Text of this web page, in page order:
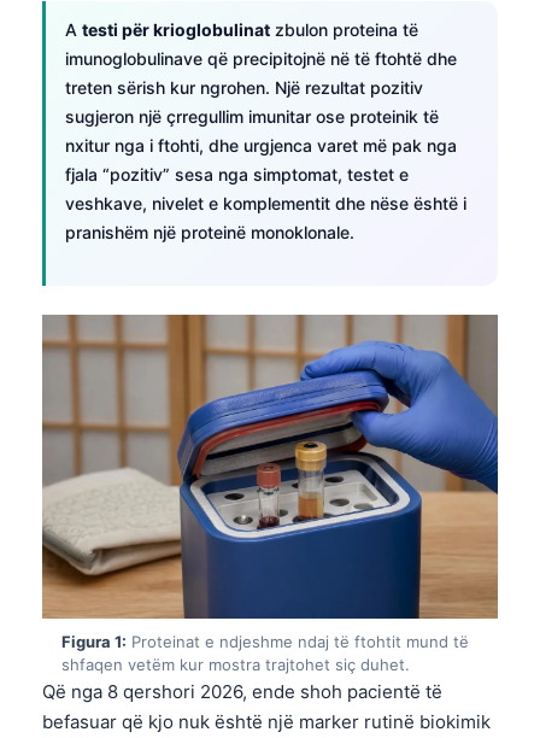
A testi për krioglobulinat zbulon proteina të
imunoglobulinave që precipitojnë në të ftohtë dhe
treten sërish kur ngrohen. Një rezultat pozitiv
sugjeron një çrregullim imunitar ose proteinik të
nxitur nga i ftohti, dhe urgjenca varet më pak nga
fjala “pozitiv” sesa nga simptomat, testet e
veshkave, nivelet e komplementit dhe nëse është i
pranishëm një proteinë monoklonale.
Figura 1: Proteinat e ndjeshme ndaj të ftohtit mund të
shfaqen vetëm kur mostra trajtohet siç duhet.
Që nga 8 qershori 2026, ende shoh pacientë të
befasuar që kjo nuk është një marker rutinë biokimik